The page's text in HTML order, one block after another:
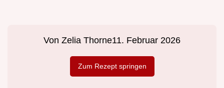
Von Zelia Thorne11. Februar 2026
Zum Rezept springen